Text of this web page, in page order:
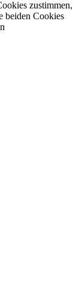
zustimmen,
beiden Cookies